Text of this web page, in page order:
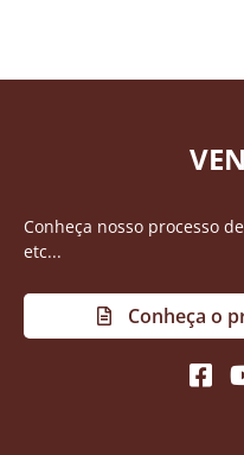
Conheça nosso processo
etc...
Conheça o